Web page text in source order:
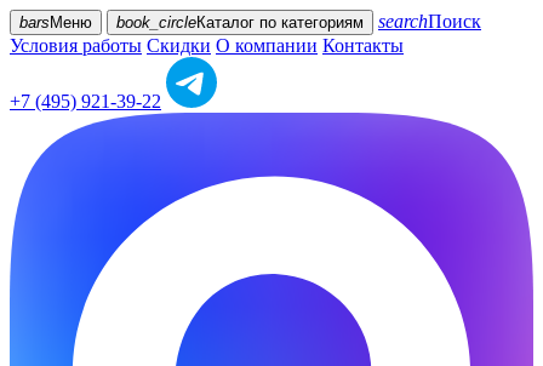
bars Меню book_circleКаталог по категориям searchПоиск
Условия работы Скидки О компании Контакты
+7 (495) 921-39-22